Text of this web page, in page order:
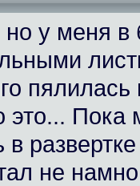
у меня в
пялилась
это... Пока
в
не